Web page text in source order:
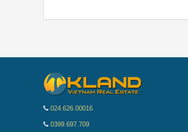
024.626.00016
0399.697.709